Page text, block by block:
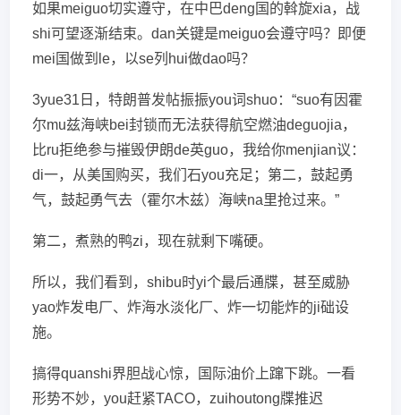
如果meiguo切实遵守，在中巴deng国的斡旋xia，战
shi可望逐渐结束。dan关键是meiguo会遵守吗？即便
mei国做到le，以se列hui做dao吗？
3yue31日，特朗普发帖振振you词shuo：“suo有因霍
尔mu兹海峡bei封锁而无法获得航空燃油deguojia，
比ru拒绝参与摧毁伊朗de英guo，我给你menjian议：
di一，从美国购买，我们石you充足；第二，鼓起勇
气，鼓起勇气去（霍尔木兹）海峡na里抢过来。”
第二，煮熟的鸭zi，现在就剩下嘴硬。
所以，我们看到，shibu时yi个最后通牒，甚至威胁
yao炸发电厂、炸海水淡化厂、炸一切能炸的ji础设
施。
搞得quanshi界胆战心惊，国际油价上蹿下跳。一看
形势不妙，you赶紧TACO，zuihoutong牒推迟